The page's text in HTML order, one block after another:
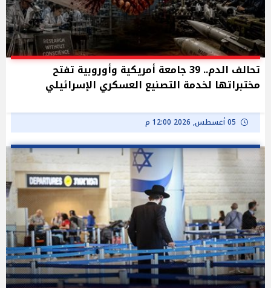
تحالف الدم.. 39 جامعة أمريكية وأوروبية تفتح
مختبراتها لخدمة التصنيع العسكري الإسرائيلي
05 أغسطس, 2026 12:00 م